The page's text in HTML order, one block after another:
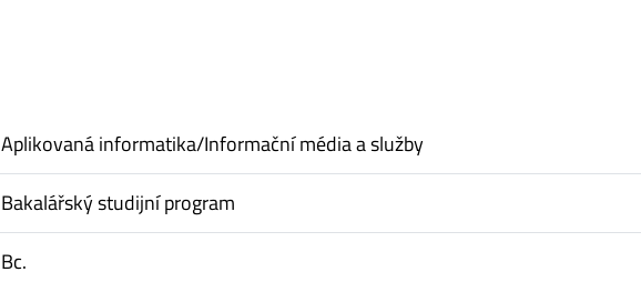
Aplikovaná informatika/Informační média a služby
Bakalářský studijní program
Bc.